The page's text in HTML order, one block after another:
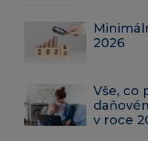
2026
Vše, co
v roce